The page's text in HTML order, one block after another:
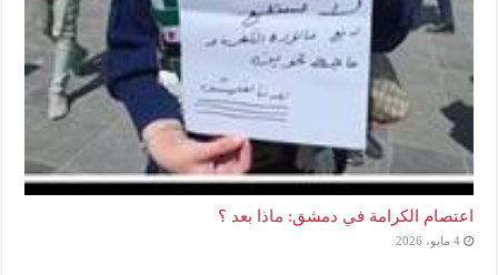
اعتصام الكرامة في دمشق: ماذا بعد ؟
4 مايو، 2026